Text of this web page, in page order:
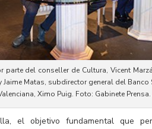
parte del conseller de Cultura, Vicent
Jaime Matas, subdirector general del
Ximo Puig. Foto: Gabinete
el objetivo fundamental que